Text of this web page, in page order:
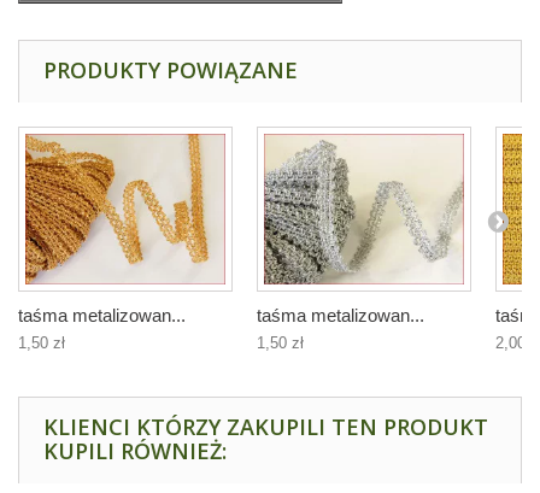
PRODUKTY POWIĄZANE
taśma metalizowan...
1,50 zł
taśma metalizowan...
1,50 zł 2,00
KLIENCI KTÓRZY ZAKUPILI TEN PRODUKT
KUPILI RÓWNIEŻ: